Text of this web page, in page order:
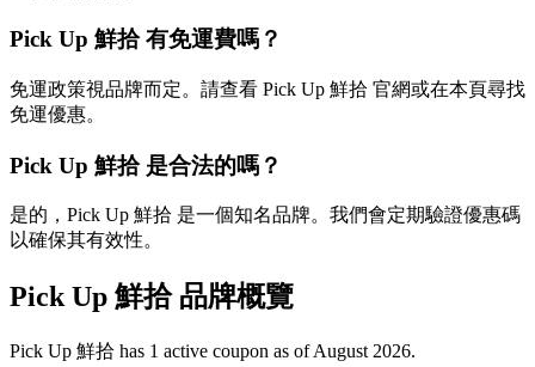
Pick Up 鮮拾 有免運費嗎？
免運政策視品牌而定。請查看 Pick Up 鮮拾 官網或在本頁尋找
免運優惠。
Pick Up 鮮拾 是合法的嗎？
是的，Pick Up 鮮拾 是一個知名品牌。我們會定期驗證優惠碼
以確保其有效性。
Pick Up 鮮拾 品牌概覽
Pick Up 鮮拾 has 1 active coupon as of August 2026.